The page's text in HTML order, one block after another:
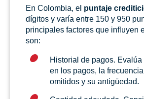
En Colombia, el puntaje
dígitos y varía entre 150 y 950
principales factores que influyen
son:
Historial de pagos.
en los pagos, la
omitidos y su antigüedad.